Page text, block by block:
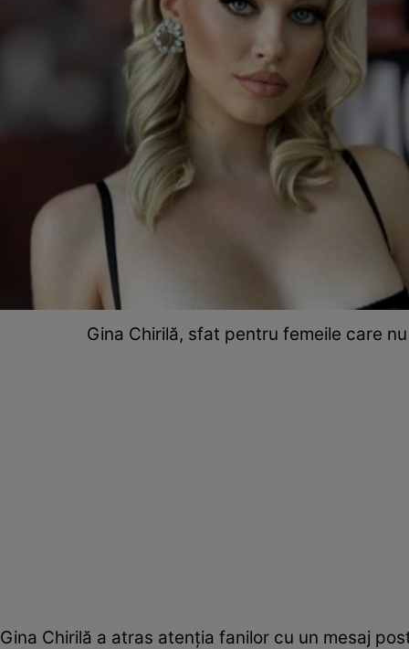
Gina Chirilă, sfat pentru femeile care
Gina Chirilă a atras atenția fanilor cu un mesaj